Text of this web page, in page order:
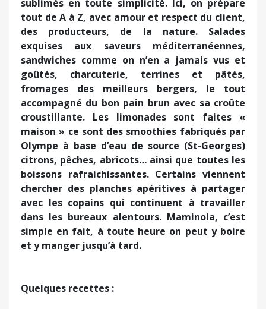
sublimés en toute simplicité. Ici, on prépare
tout de A à Z, avec amour et respect du client,
des producteurs, de la nature. Salades
exquises aux saveurs méditerranéennes,
sandwiches comme on n’en a jamais vus et
goûtés, charcuterie, terrines et pâtés,
fromages des meilleurs bergers, le tout
accompagné du bon pain brun avec sa croûte
croustillante. Les limonades sont faites «
maison » ce sont des smoothies fabriqués par
Olympe à base d’eau de source (St-Georges)
citrons, pêches, abricots… ainsi que toutes les
boissons rafraichissantes. Certains viennent
chercher des planches apéritives à partager
avec les copains qui continuent à travailler
dans les bureaux alentours. Maminola, c’est
simple en fait, à toute heure on peut y boire
et y manger jusqu’à tard.
Quelques recettes :